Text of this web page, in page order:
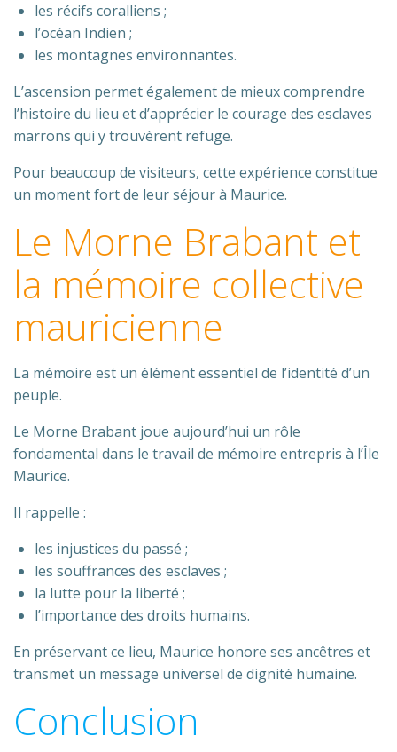
les récifs coralliens ;
l’océan Indien ;
les montagnes environnantes.
L’ascension permet également de mieux comprendre
l’histoire du lieu et d’apprécier le courage des esclaves
marrons qui y trouvèrent refuge.
Pour beaucoup de visiteurs, cette expérience constitue
un moment fort de leur séjour à Maurice.
Le Morne Brabant et
la mémoire collective
mauricienne
La mémoire est un élément essentiel de l’identité d’un
peuple.
Le Morne Brabant joue aujourd’hui un rôle
fondamental dans le travail de mémoire entrepris à l’Île
Maurice.
Il rappelle :
les injustices du passé ;
les souffrances des esclaves ;
la lutte pour la liberté ;
l’importance des droits humains.
En préservant ce lieu, Maurice honore ses ancêtres et
transmet un message universel de dignité humaine.
Conclusion